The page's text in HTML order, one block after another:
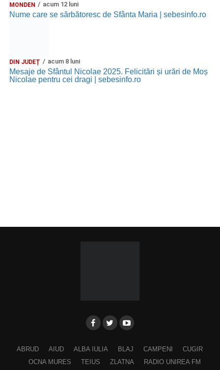
MONDEN acum 12 luni
Nume care se sărbătoresc de Sfânta Maria | sebesinfo.ro
DIN JUDEȚ acum 8 luni
Mesaje de Sfântul Nicolae 2025. Felicitări și urări de Moș
Nicolae pentru cei dragi | sebesinfo.ro
ABRUD AIUD ALBA IULIA BLAJ CAMPENI
CUGIR
OCNA MURES
TEIUS ZLATNA RADIO UNIREA FM